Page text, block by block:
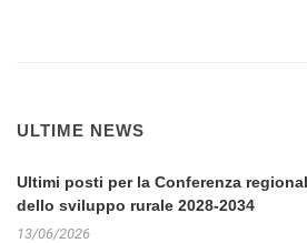
ULTIME NEWS
Ultimi posti per la Conferenza
dello sviluppo rurale 2028-2034
13/06/2026